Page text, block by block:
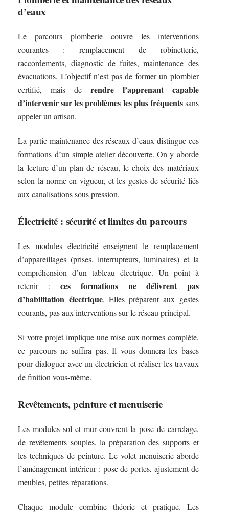
d’eaux
Le parcours plomberie couvre les interventions
courantes : remplacement de robinetterie,
raccordements, diagnostic de fuites, maintenance des
évacuations. L’objectif n’est pas de former un plombier
certifié, mais de rendre l’apprenant capable
d’intervenir sur les problèmes les plus fréquentssans
appeler un artisan.
La partie maintenance des réseaux d’eaux distingue ces
formations d’un simple atelier découverte. On y aborde
la lecture d’un plan de réseau, le choix des matériaux
selon la norme en vigueur, et les gestes de sécurité liés
aux canalisations sous pression.
Électricité : sécurité et limites du parcours
Les modules électricité enseignent le remplacement
d’appareillages (prises, interrupteurs, luminaires) et la
compréhension d’un tableau électrique. Un point à
retenir :ces formations ne délivrent pas
d’habilitation électrique. Elles préparent aux gestes
courants, pas aux interventions sur le réseau principal.
Si votre projet implique une mise aux normes complète,
ce parcours ne suffira pas. Il vous donnera les bases
pour dialoguer avec un électricien et réaliser les travaux
de finition vous-même.
Revêtements, peinture et menuiserie
Les modules sol et mur couvrent la pose de carrelage,
de revêtements souples, la préparation des supports et
les techniques de peinture. Le volet menuiserie aborde
l’aménagement intérieur : pose de portes, ajustement de
meubles, petites réparations.
Chaque module combine théorie et pratique. Les